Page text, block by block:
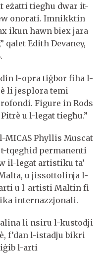
eżatti tiegħu dwar it-
onorati. Imnikktin
ikun hawn biex jara
qalet Edith Devaney,
l-opra tiġbor fiha l-
li jesplora temi
Figure in Rods
u l-legat tiegħu.”
Phyllis Muscat
tqegħid permanenti
il-legat artistiku ta’
u jissottolinja l-
u l-artisti Maltin fi
internazzjonali.
li nsiru l-kustodji
f’dan l-istadju bikri
l-arti